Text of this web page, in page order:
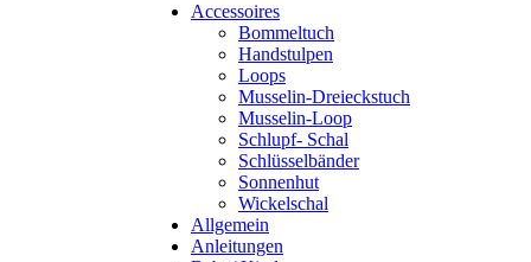
Accessoires
Bommeltuch
Handstulpen
Loops
Musselin-Dreieckstuch
Musselin-Loop
Schlupf- Schal
Schlüsselbänder
Sonnenhut
Wickelschal
Allgemein
Anleitungen